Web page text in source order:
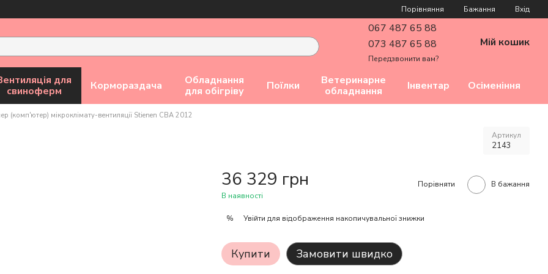
Порівняння Бажання Вхід
067 487 65 88
073 487 65 88
Передзвонити вам?
Мій кошик
для
свиноферм
Кормораздача
Обладнання
для обігріву
Поїлки
Ветеринарне
обладнання
Інвентар Осіменіння
(комп'ютер) мікроклімату-вентиляції Stienen CBA 2012
Артикул
2143
36 329 грн
В наявності
Порівняти В бажання
% Увійти для відображення накопичувальної знижки
Купити Замовити швидко